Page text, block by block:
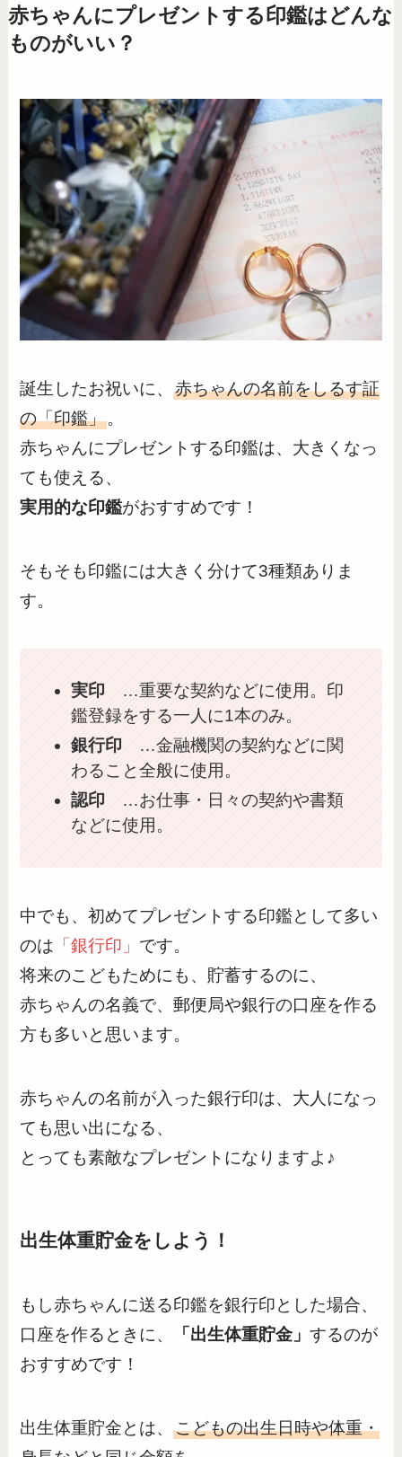
赤ちゃんにプレゼントする印鑑はどんな
ものがいい？
誕生したお祝いに、赤ちゃんの名前をしるす証
の「印鑑」。
赤ちゃんにプレゼントする印鑑は、大きくなっ
ても使える、
実用的な印鑑がおすすめです！
そもそも印鑑には大きく分けて3種類ありま
す。
実印 …重要な契約などに使用。印
鑑登録をする一人に1本のみ。
銀行印 …金融機関の契約などに関
わること全般に使用。
認印 …お仕事・日々の契約や書類
などに使用。
中でも、初めてプレゼントする印鑑として多い
のは 「銀行印」 です。
将来のこどもためにも、貯蓄するのに、
赤ちゃんの名義で、郵便局や銀行の口座を作る
方も多いと思います。
赤ちゃんの名前が入った銀行印は、大人になっ
ても思い出になる、
とっても素敵なプレゼントになりますよ♪
出生体重貯金をしよう！
もし赤ちゃんに送る印鑑を銀行印とした場合、
口座を作るときに、
「出生体重貯金」するのが
おすすめです！
出生体重貯金とは、こどもの出生日時や体重・